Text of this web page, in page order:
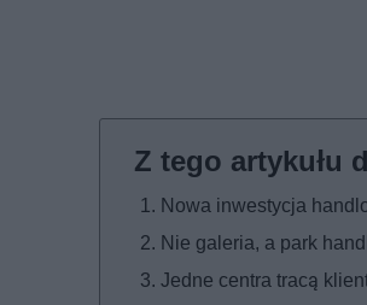
Nowa inwestycja
Nie galeria, a park
Jedne centra tracą